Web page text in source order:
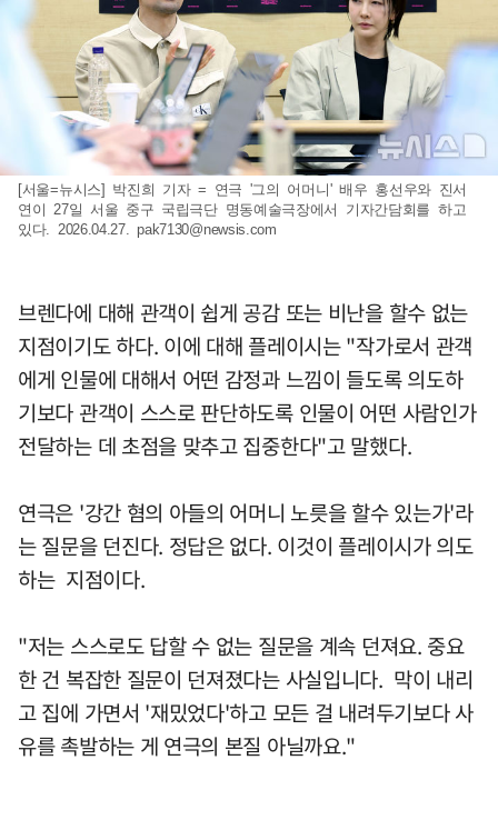
[서울=뉴시스] 박진희 기자 = 연극 '그의 어머니' 배우 홍선우와 진서
연이 27일 서울 중구 국립극단 명동예술극장에서 기자간담회를 하고
있다. 2026.04.27.pak7130@newsis.com
브렌다에 대해 관객이 쉽게 공감 또는 비난을 할수 없는
지점이기도 하다. 이에 대해 플레이시는 "작가로서 관객
에게 인물에 대해서 어떤 감정과 느낌이 들도록 의도하
기보다 관객이 스스로 판단하도록 인물이 어떤 사람인가
전달하는 데 초점을 맞추고 집중한다"고 말했다.
연극은 '강간 혐의 아들의 어머니 노릇을 할수 있는가'라
는 질문을 던진다. 정답은 없다. 이것이 플레이시가 의도
하는 지점이다.
"저는 스스로도 답할 수 없는 질문을 계속 던져요. 중요
한 건 복잡한 질문이 던져졌다는 사실입니다. 막이 내리
고 집에 가면서 '재밌었다'하고 모든 걸 내려두기보다 사
유를 촉발하는 게 연극의 본질 아닐까요."